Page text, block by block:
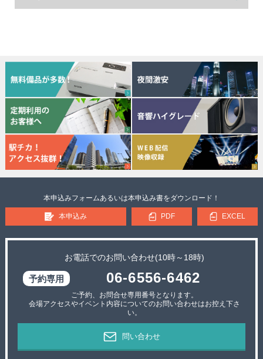
本申込みフォームあるいは本申込み書をダウンロード！
本申込み PDF EXCEL
お電話でのお問い合わせ(10時～18時)
06-6556-6462
ご予約、お問合せ専用番号となります。
会場アクセスやイベント内容についてのお問い合わせはお控え下さ
い。
問い合わせ